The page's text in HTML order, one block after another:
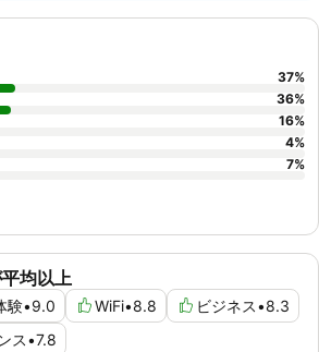
均以上
験•9.0 WiFi•8.8 ビジネス•8.3
ス•7.8
37%
36%
16%
4%
7%